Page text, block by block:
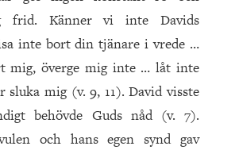
frid. Känner vi inte Davids
inte bort din tjänare i vrede …
mig, överge mig inte … låt inte
sluka mig (v. 9, 11). David visste
behövde Guds nåd (v. 7).
och hans egen synd gav